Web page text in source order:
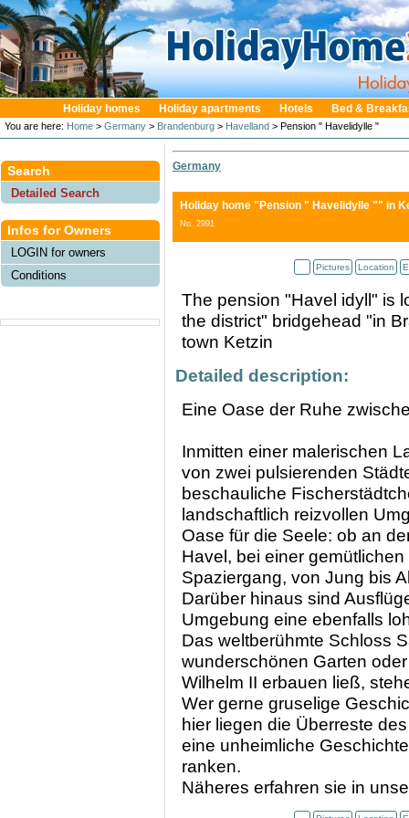
Holiday homes Holiday apartments Hotels Bed &
You are here: Home > Germany > Brandenburg > Havelland > Pension " Havelidylle "
Search
Detailed Search
Infos for Owners
LOGIN for owners
Conditions
Germany
Holiday home "Pension " Havelidylle "" in
No. 2991
Pictures Location
The pension "Havel idyll" is
the district" bridgehead "in
town Ketzin
Detailed description:
Eine Oase der Ruhe
Inmitten einer malerischen
von zwei pulsierenden
beschauliche
landschaftlich reizvollen
Oase für die Seele: ob an
Havel, bei einer
Spaziergang, von Jung bis
Darüber hinaus sind
Umgebung eine ebenfalls
Das weltberühmte Schloss
wunderschönen Garten
Wilhelm II erbauen ließ,
Wer gerne gruselige
hier liegen die Überreste
eine unheimliche
ranken.
Näheres erfahren sie in